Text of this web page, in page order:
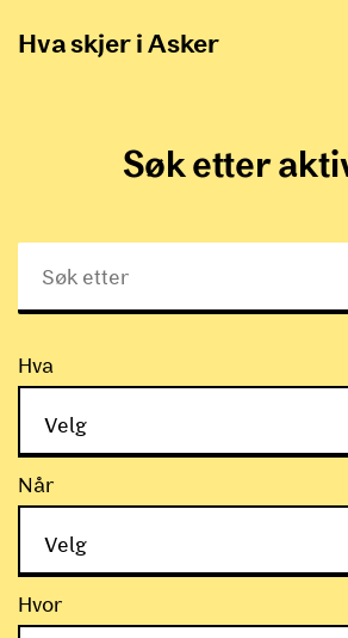
Hva skjer i Asker
Søk etter
Hva
Velg
Når
Velg
Hvor